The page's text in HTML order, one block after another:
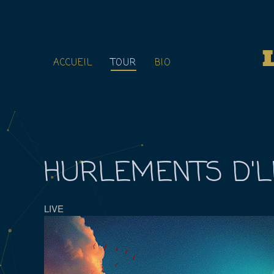
ACCUEIL TOUR BIO
HURLEMENTS
LIVE